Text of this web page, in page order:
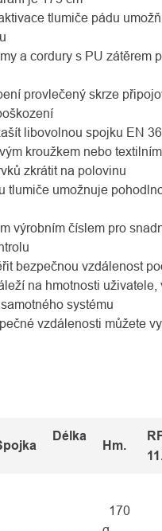
tlumiče pádu
a cordury s PU zátěrem
provlečený skrze
libovolnou spojku EN
kroužkem nebo textilním
zkrátit na polovinu
tlumiče umožnuje
výrobním číslem pro
bezpečnou vzdálenost
na hmotnosti uživatele,
systému
vzdálenosti můžete
Délka
Hm.
170